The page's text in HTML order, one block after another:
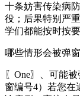
十条妨害传染病
役；后果特别严
学们都能按时按
哪些情形会被弹
〖One〗、可能
窗编号4）若您在